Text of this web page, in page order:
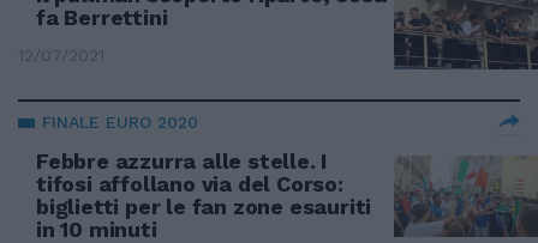
fa Berrettini
12/07/2021
FINALE EURO 2020
Febbre azzurra alle stelle. I
tifosi affollano via del Corso:
biglietti per le fan zone esauriti
in 10 minuti